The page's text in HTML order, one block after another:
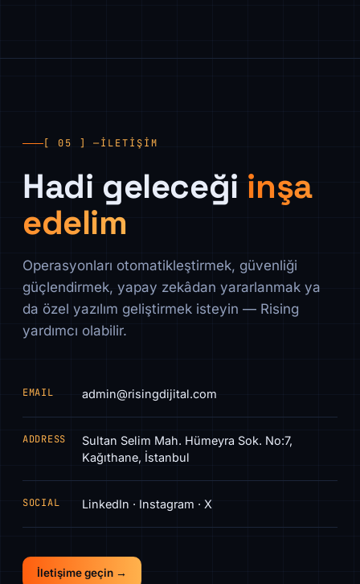
[ 05 ] —İLETIŞIM
Hadi geleceği inşa
edelim
Operasyonları otomatikleştirmek, güvenliği
güçlendirmek, yapay zekâdan yararlanmak ya
da özel yazılım geliştirmek isteyin — Rising
yardımcı olabilir.
EMAIL admin@risingdijital.com
ADDRESS
Sultan Selim Mah. Hümeyra Sok. No:7,
Kağıthane, İstanbul
SOCIAL LinkedIn · Instagram · X
İletişime geçin →